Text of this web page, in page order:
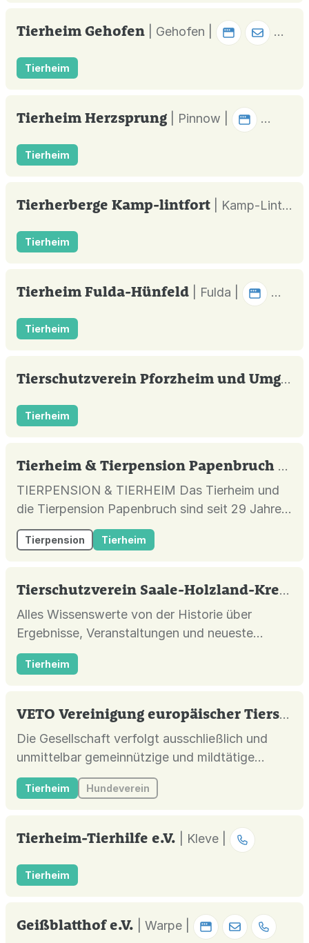
Tierheim Gehofen | Gehofen |
Tierheim
Tierheim Herzsprung | Pinnow |
Tierheim
Tierherberge Kamp-lintfort | Kamp-Lintfort |
Tierheim
Tierheim Fulda-Hünfeld | Fulda |
Tierheim
Tierschutzverein Pforzheim und Umgebung e.V.
Tierheim
Tierheim & Tierpension Papenbruch Sven Galle
TIERPENSION & TIERHEIM Das Tierheim und
die Tierpension Papenbruch sind seit 29 Jahren
eine wichtige Anlaufstelle für ausgesetzte,
beschlagnahmte oder abgegebene Tiere. Wir
verwahrloste Tiere. Nach ihrer Ankunft werden
Tierpension Tierheim
Tierschutzverein Saale-Holzland-Kreis e.V.
Alles Wissenswerte von der Historie über
Ergebnisse, Veranstaltungen und neueste
Trends bis hin zur Mitgliedschaft und
Beitrittserklärung. Tierschutzverein Saale-
Eisenberg
Tierheim
VETO Vereinigung europäischer Tierschutzorganisationen gemeinnützige GmbH
Die Gesellschaft verfolgt ausschließlich und
unmittelbar gemeinnützige und mildtätige
Zwecke im Sinne des Abschnitts
"Steuerbegünstigte Zwecke" der
Förderung des Tierschutzes, Mittelbeschaffung
steuerbegünstigten Zwecke durc...
Tierheim Hundeverein
Tierheim-Tierhilfe e.V. | Kleve |
Tierheim
Geißblatthof e.V. | Warpe |